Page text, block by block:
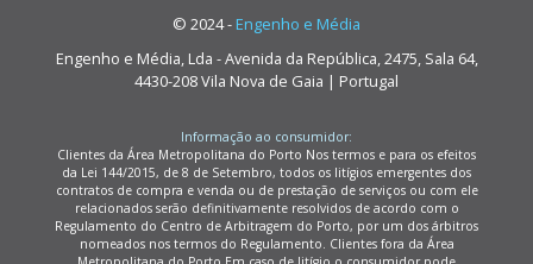
© 2024 - Engenho e Média
Engenho e Média, Lda - Avenida da República, 2475, Sala 64,
4430-208 Vila Nova de Gaia | Portugal
Informação ao consumidor:
Clientes da Área Metropolitana do Porto Nos termos e para os efeitos
da Lei 144/2015, de 8 de Setembro, todos os litígios emergentes dos
contratos de compra e venda ou de prestação de serviços ou com ele
relacionados serão definitivamente resolvidos de acordo com o
Regulamento do Centro de Arbitragem do Porto, por um dos árbitros
nomeados nos termos do Regulamento. Clientes fora da Área